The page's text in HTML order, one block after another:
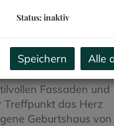
sich die
eingebettet im
und dem
hohe
Fassaden und
Treffpunkt das Herz
Geburtshaus von
Status: inaktiv
Speichern Alle